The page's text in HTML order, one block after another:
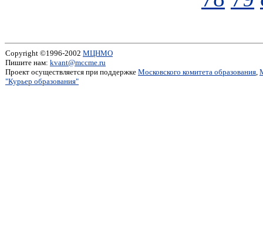
Copyright ©1996-2002 МЦНМО
Пишите нам: kvant@mccme.ru
Проект осуществляется при поддержке Московского комитета образования,
"Курьер образования"